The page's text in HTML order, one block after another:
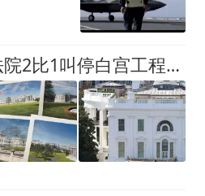
总统府变工地！法院2比1叫停白宫工程，特朗普批法官政治动机